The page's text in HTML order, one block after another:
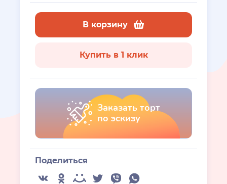
В корзину
Купить в 1 клик
Заказать торт
по эскизу
Поделиться